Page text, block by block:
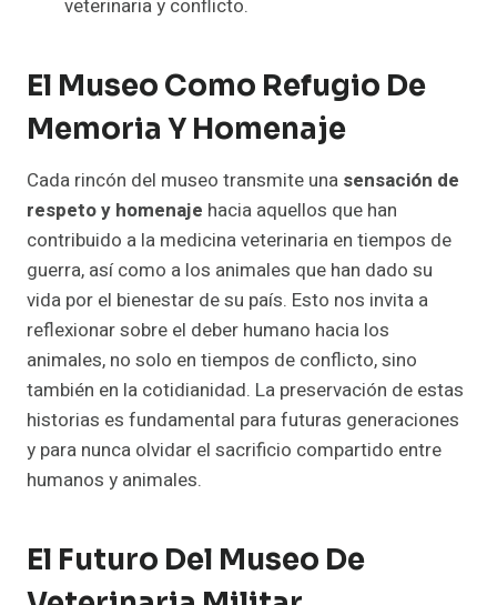
veterinaria y conflicto.
El Museo Como Refugio De
Memoria Y Homenaje
Cada rincón del museo transmite una sensación de
respeto y homenaje hacia aquellos que han
contribuido a la medicina veterinaria en tiempos de
guerra, así como a los animales que han dado su
vida por el bienestar de su país. Esto nos invita a
reflexionar sobre el deber humano hacia los
animales, no solo en tiempos de conflicto, sino
también en la cotidianidad. La preservación de estas
historias es fundamental para futuras generaciones
y para nunca olvidar el sacrificio compartido entre
humanos y animales.
El Futuro Del Museo De